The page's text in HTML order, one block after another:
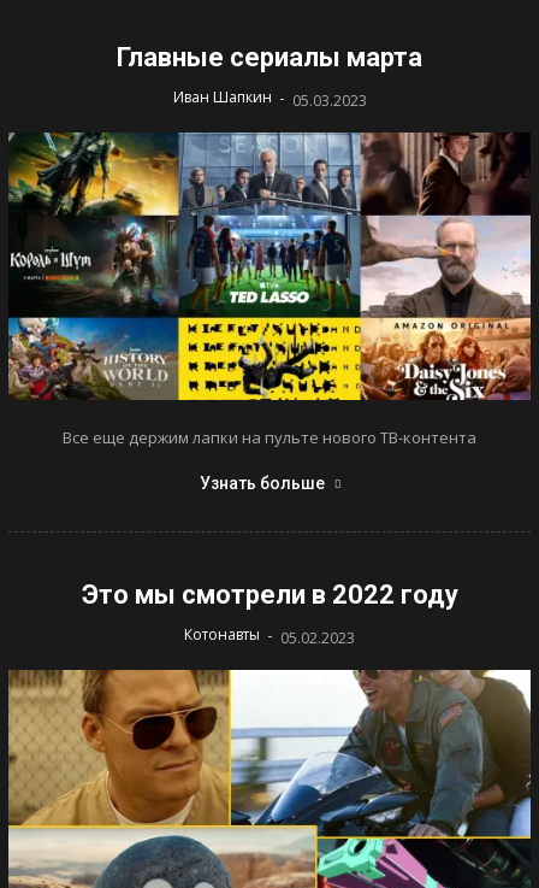
Главные сериалы марта
Иван Шапкин - 05.03.2023
Все еще держим лапки на пульте нового ТВ-контента
Узнать больше
Это мы смотрели в 2022 году
Котонавты - 05.02.2023